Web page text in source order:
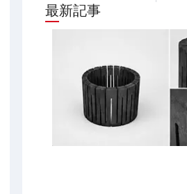
最新記事